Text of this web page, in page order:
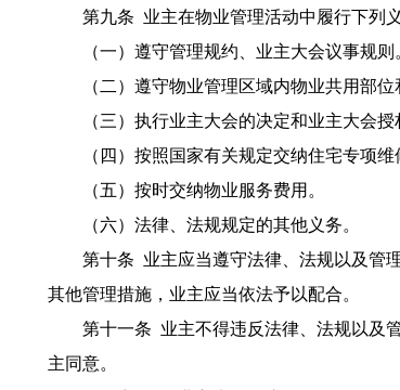
第九条 业主在物业管理活动中履行下列义
（一）遵守管理规约、业主大会议事规则
（二）遵守物业管理区域内物业共用部位
（三）执行业主大会的决定和业主大会授
（四）按照国家有关规定交纳住宅专项维
（五）按时交纳物业服务费用。
（六）法律、法规规定的其他义务。
第十条 业主应当遵守法律、法规以及管理
其他管理措施，业主应当依法予以配合。
第十一条 业主不得违反法律、法规以及管
主同意。